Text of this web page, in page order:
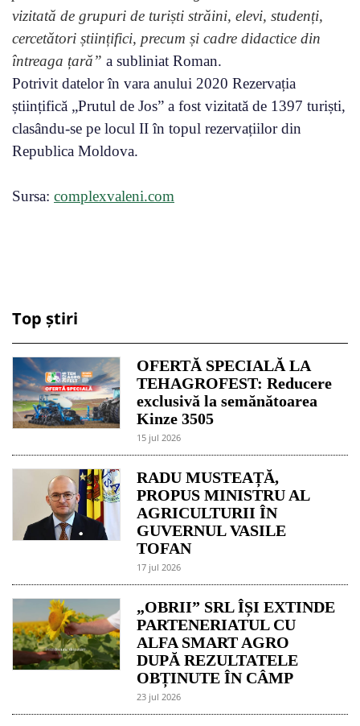
vizitată de grupuri de turiști străini, elevi, studenți,
cercetători științifici, precum și cadre didactice din
întreaga țară” a subliniat Roman.
Potrivit datelor în vara anului 2020 Rezervația
științifică „Prutul de Jos” a fost vizitată de 1397 turiști,
clasându-se pe locul II în topul rezervațiilor din
Republica Moldova.
Sursa: complexvaleni.com
Top știri
OFERTĂ SPECIALĂ LA
TEHAGROFEST: Reducere
exclusivă la semănătoarea
Kinze 3505
15 jul 2026
RADU MUSTEAȚĂ,
PROPUS MINISTRU AL
AGRICULTURII ÎN
GUVERNUL VASILE
TOFAN
17 jul 2026
„OBRII” SRL ÎȘI EXTINDE
PARTENERIATUL CU
ALFA SMART AGRO
DUPĂ REZULTATELE
OBȚINUTE ÎN CÂMP
23 jul 2026